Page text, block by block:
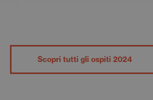
Scopri tutti gli ospiti 2024